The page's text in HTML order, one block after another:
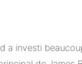
a investi